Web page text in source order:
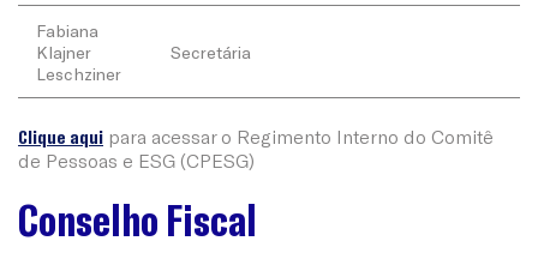
Fabiana
Klajner
Leschziner
Secretária
Clique aqui para acessar o Regimento Interno do Comitê
de Pessoas e ESG (CPESG)
Conselho Fiscal